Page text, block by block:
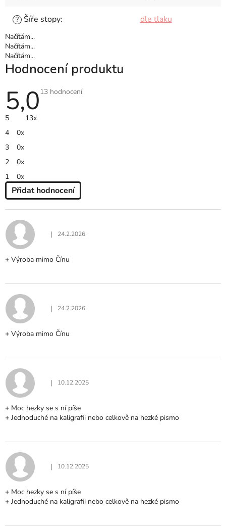
? Šíře stopy: dle tlaku
Načítám...
Načítám...
Načítám...
Hodnocení produktu
5,0 Průměrné
13 hodnocení
5
13x
4
0x
3
0x
2
0x
1
0x
Přidat hodnocení
P
I
S
O
N
O
C
E
Í
Hodnocení produktu je 5 z 5 hvězdiček.
| 24.2.2026
+ Výroba mimo Čínu
Hodnocení produktu je 5 z 5 hvězdiček.
| 24.2.2026
+ Výroba mimo Čínu
Hodnocení produktu je 5 z 5 hvězdiček.
| 10.12.2025
+ Moc hezky se s ní píše
+ Jednoduché na kaligrafii nebo celkově na hezké pismo
Hodnocení produktu je 5 z 5 hvězdiček.
| 10.12.2025
+ Moc hezky se s ní píše
+ Jednoduché na kaligrafii nebo celkově na hezké pismo